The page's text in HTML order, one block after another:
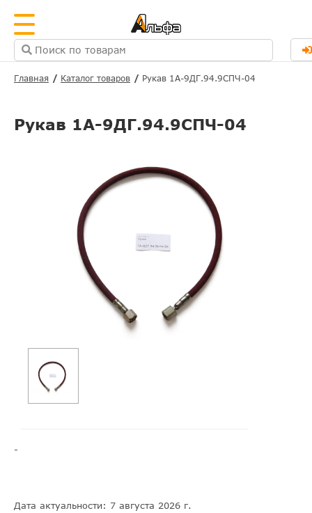
Главная Каталог товаров Рукав 1А-9ДГ.94.9СПЧ-04
Рукав 1А-9ДГ.94.9СПЧ-04
-
Дата актуальности: 7 августа 2026 г.